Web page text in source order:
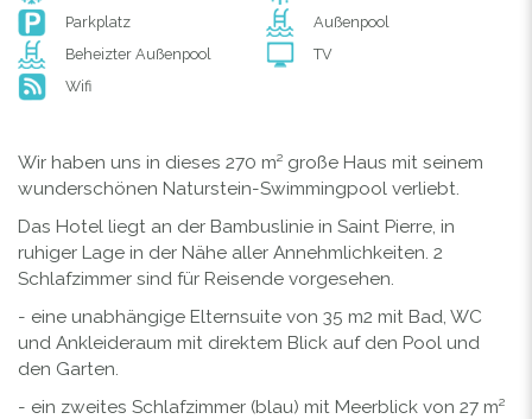
Parkplatz
Außenpool
Beheizter Außenpool
TV
Wifi
Wir haben uns in dieses 270 m² große Haus mit seinem
wunderschönen Naturstein-Swimmingpool verliebt.
Das Hotel liegt an der Bambuslinie in Saint Pierre, in
ruhiger Lage in der Nähe aller Annehmlichkeiten. 2
Schlafzimmer sind für Reisende vorgesehen.
- eine unabhängige Elternsuite von 35 m2 mit Bad, WC
und Ankleideraum mit direktem Blick auf den Pool und
den Garten.
- ein zweites Schlafzimmer (blau) mit Meerblick von 27 m²